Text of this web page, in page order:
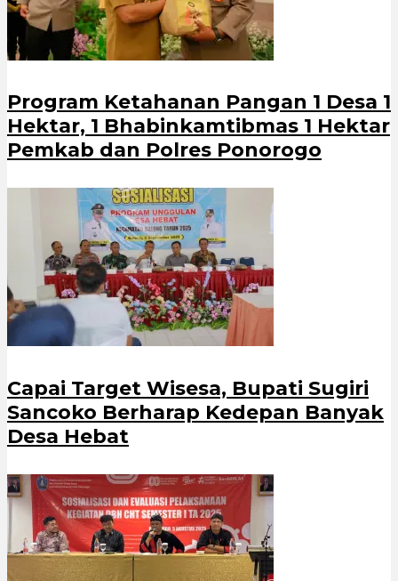
Program Ketahanan Pangan 1 Desa 1
Hektar, 1 Bhabinkamtibmas 1 Hektar
Pemkab dan Polres Ponorogo
Capai Target Wisesa, Bupati Sugiri
Sancoko Berharap Kedepan Banyak
Desa Hebat